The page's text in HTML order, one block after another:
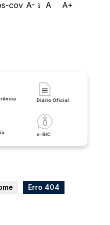
covid/csv
A- A A+
Diário Oficial
e-SIC
Erro 404